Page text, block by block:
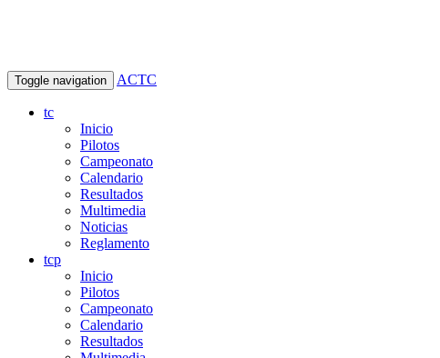
Toggle navigation ACTC
tc
Inicio
Pilotos
Campeonato
Calendario
Resultados
Multimedia
Noticias
Reglamento
tcp
Inicio
Pilotos
Campeonato
Calendario
Resultados